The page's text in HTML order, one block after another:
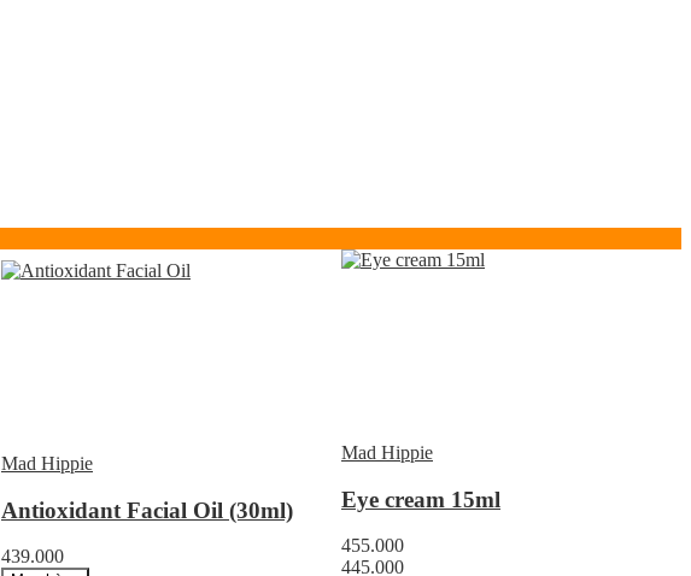
Mad Hippie
Antioxidant Facial Oil (30ml)
439.000
Mad Hippie
Eye cream 15ml
455.000
445.000